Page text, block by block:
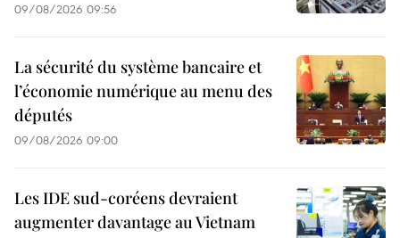
09/08/2026 09:56
La sécurité du système bancaire et
l’économie numérique au menu des
députés
09/08/2026 09:00
Les IDE sud-coréens devraient
augmenter davantage au Vietnam